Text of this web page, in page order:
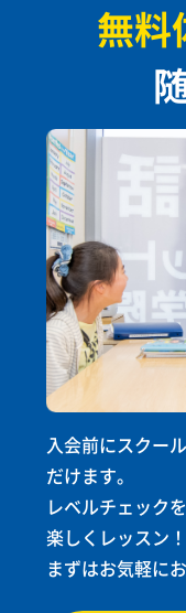
無料
入会前にスクー
だけます。
レベルチェック
楽しくレッスン！
まずはお気軽に